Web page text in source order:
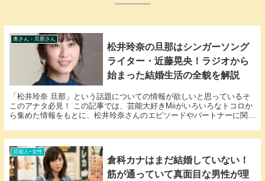
奥さん・旦那さん
松井玲奈の旦那はシンガーソング
ライター・近藤晃央！ラジオから
始まった結婚生活の全貌を解説
「松井玲奈 旦那」という話題についての情報が欲しいと思っているそ
このアナタ必見！ この記事では、芸能大好きMiiがいろいろなトコロか
ら集めた情報をもとに、松井玲奈さんのエピソードやパートナーに関す
芸能人ｰ女性
倉科カナはまだ結婚していない！
筋が通っていて真面目な男性が理